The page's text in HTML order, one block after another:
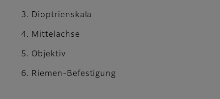
Dioptrienskala
Mittelachse
Objektiv
Riemen-Befestigung